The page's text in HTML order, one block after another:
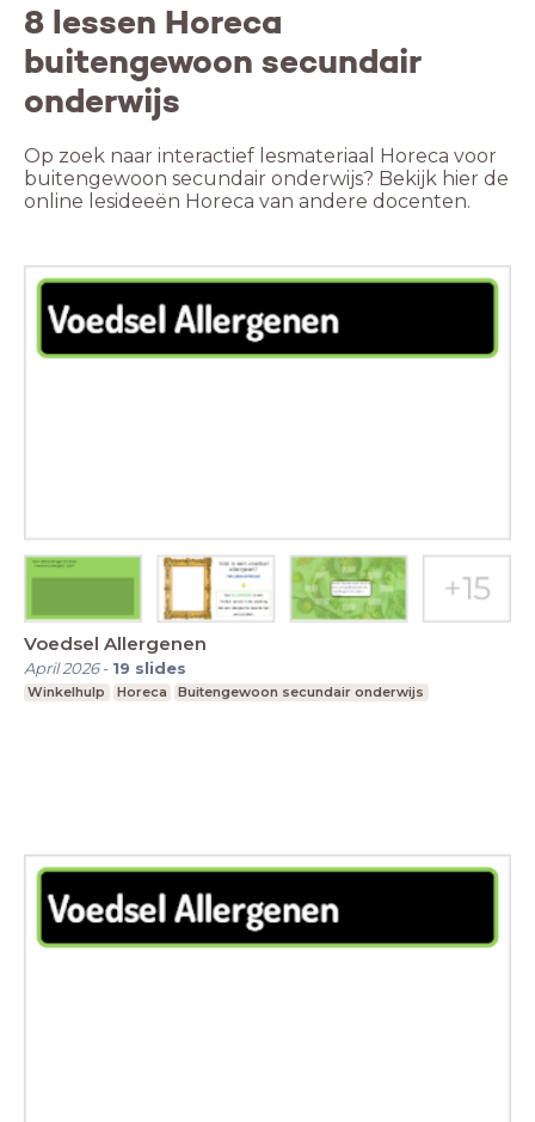
8 lessen Horeca
buitengewoon secundair
onderwijs
Op zoek naar interactief lesmateriaal Horeca voor
buitengewoon secundair onderwijs? Bekijk hier de
online lesideeën Horeca van andere docenten.
Voedsel Allergenen
April 2026- 19 slides
Winkelhulp Horeca Buitengewoon secundair onderwijs